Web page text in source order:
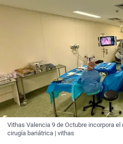
Vithas Valencia 9 de Octubre incorpora el
cirugía bariátrica | vithas